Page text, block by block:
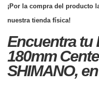
¡Por la compra del producto
nuestra tienda física!
Encuentra tu
180mm
SHIMANO,